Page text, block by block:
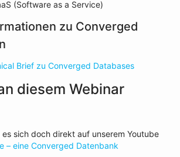
(Software as a Service)
zu Converged
Brief zu Converged Databases
diesem Webinar
es sich doch direkt auf unserem Youtube
– eine Converged Datenbank